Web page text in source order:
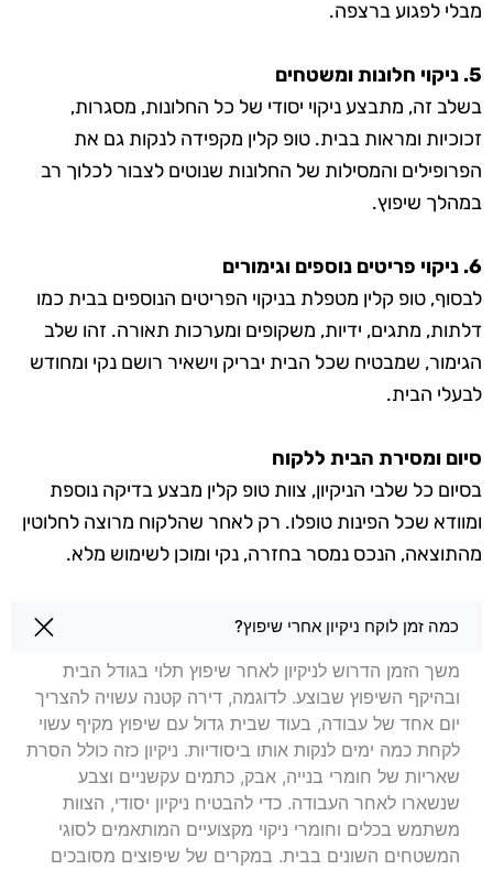
מבלי לפגוע ברצפה.
5. ניקוי חלונות ומשטחים
בשלב זה, מתבצע ניקוי יסודי של כל החלונות, מסגרות,
זכוכיות ומראות בבית. טופ קלין מקפידה לנקות גם את
הפרופילים והמסילות של החלונות שנוטים לצבור לכלוך רב
במהלך שיפוץ.
6. ניקוי פריטים נוספים וגימורים
לבסוף, טופ קלין מטפלת בניקוי הפריטים הנוספים בבית כמו
דלתות, מתגים, ידיות, משקופים ומערכות תאורה. זהו שלב
הגימור, שמבטיח שכל הבית יבריק וישאיר רושם נקי ומחודש
לבעלי הבית.
סיום ומסירת הבית ללקוח
בסיום כל שלבי הניקיון, צוות טופ קלין מבצע בדיקה נוספת
ומוודא שכל הפינות טופלו. רק לאחר שהלקוח מרוצה לחלוטין
מהתוצאה, הנכס נמסר בחזרה, נקי ומוכן לשימוש מלא.
שאלות בנושא ניקיון לאחר שיפוץ בהרצליה
כמה זמן לוקח ניקיון אחרי שיפוץ?
משך הזמן הדרוש לניקיון לאחר שיפוץ תלוי בגודל הבית
ובהיקף השיפוץ שבוצע. לדוגמה, דירה קטנה עשויה להצריך
יום אחד של עבודה, בעוד שבית גדול עם שיפוץ מקיף עשוי
לקחת כמה ימים לנקות אותו ביסודיות. ניקיון כזה כולל הסרת
שאריות של חומרי בנייה, אבק, כתמים עקשניים וצבע
שנשארו לאחר העבודה. כדי להבטיח ניקיון יסודי, הצוות
משתמש בכלים וחומרי ניקוי מקצועיים המותאמים לסוגי
המשטחים השונים בבית. במקרים של שיפוצים מסובכים